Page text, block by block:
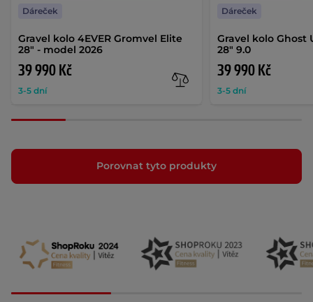
Gravel kolo 4EVER Gromvel Elite
28" - model 2026
39 990 Kč
3-5 dní
Dáreček
Gravel kolo Ghost
28" 9.0
39 990 Kč
3-5 dní
Dáreček
Porovnat tyto produkty